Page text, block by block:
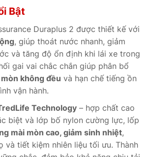
Bật
Duraplus 2 được thiết kế với
, giúp thoát nước nhanh, giảm
và tăng độ ổn định khi lái xe trong
gai vai chắc chắn giúp phân bổ
không đều và hạn chế tiếng ồn
vận hành.
Technology – hợp chất cao
biệt và lớp bố nylon cường lực, lốp
mài mòn cao, giảm sinh nhiệt,
và tiết kiệm nhiên liệu tối ưu. Thành